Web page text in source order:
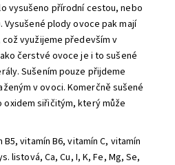
vysušeno přírodní cestou, nebo
plody ovoce pak mají
využijeme především v
čerstvé ovoce je i to sušené
Sušením pouze přijdeme
v ovoci. Komerčně sušené
siřičitým, který může
B5, vitamín B6, vitamín C, vitamín
listová, Ca, Cu, I, K, Fe, Mg, Se,